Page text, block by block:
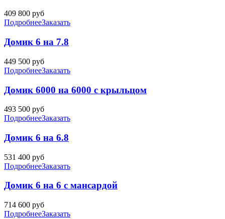
409 800 руб
ПодробнееЗаказать
Домик 6 на 7.8
449 500 руб
ПодробнееЗаказать
Домик 6000 на 6000 с крыльцом
493 500 руб
ПодробнееЗаказать
Домик 6 на 6.8
531 400 руб
ПодробнееЗаказать
Домик 6 на 6 с мансардой
714 600 руб
ПодробнееЗаказать